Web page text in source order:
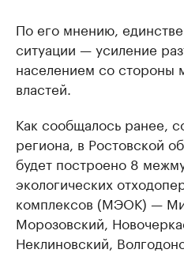
По его мнению,
ситуации — усиление
населением со стороны
властей.
Как сообщалось ранее,
региона, в Ростовской
будет построено 8
экологических
комплексов (МЭОК) —
Морозовский,
Неклиновский,